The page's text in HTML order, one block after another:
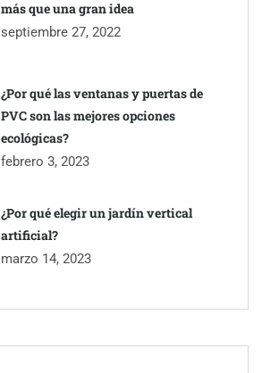
más que una gran idea
septiembre 27, 2022
¿Por qué las ventanas y puertas de
PVC son las mejores opciones
ecológicas?
febrero 3, 2023
¿Por qué elegir un jardín vertical
artificial?
marzo 14, 2023